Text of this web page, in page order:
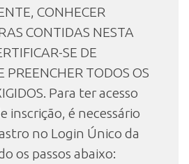
CONHECER
CONTIDAS NESTA
SE DE
PREENCHER TODOS OS
Para ter acesso
inscrição, é necessário
no Login Único da
os passos abaixo: